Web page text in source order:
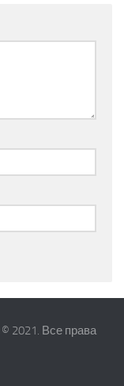
© 2021. Все права